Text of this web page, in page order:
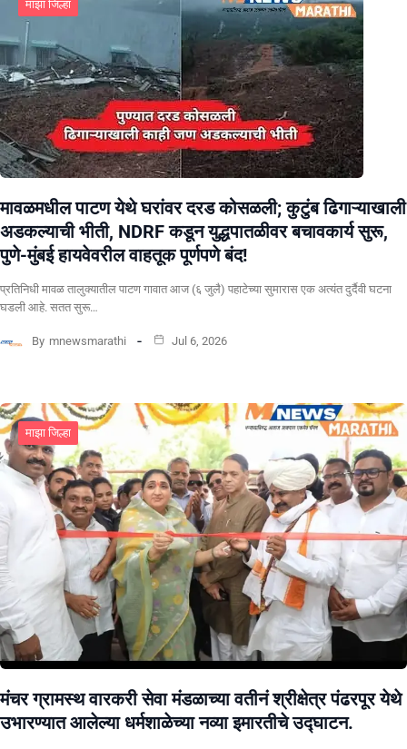
माझा जिल्हा
मावळमधील पाटण येथे घरांवर दरड कोसळली; कुटुंब ढिगाऱ्याखाली
अडकल्याची भीती, NDRF कडून युद्धपातळीवर बचावकार्य सुरू,
पुणे-मुंबई हायवेवरील वाहतूक पूर्णपणे बंद!
​प्रतिनिधी मावळ तालुक्यातील पाटण गावात आज (६ जुलै) पहाटेच्या सुमारास एक अत्यंत दुर्दैवी घटना
घडली आहे. सतत सुरू…
By mnewsmarathi Jul 6, 2026
माझा जिल्हा
मंचर ग्रामस्थ वारकरी सेवा मंडळाच्या वतीनं श्रीक्षेत्र पंढरपूर येथे
उभारण्यात आलेल्या धर्मशाळेच्या नव्या इमारतीचे उद्घाटन.